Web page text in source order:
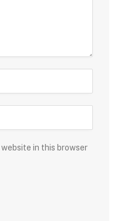
website in this browser